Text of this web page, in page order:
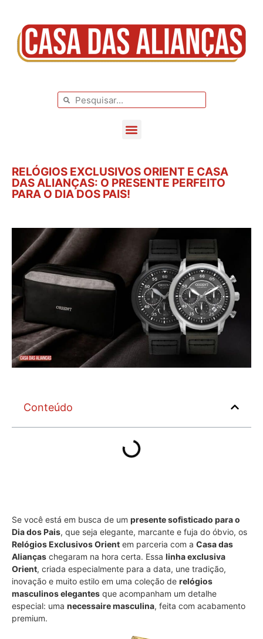
RELÓGIOS EXCLUSIVOS ORIENT E CASA
DAS ALIANÇAS: O PRESENTE PERFEITO
PARA O DIA DOS PAIS!
Conteúdo
Se você está em busca de um presente sofisticado para o
Dia dos Pais, que seja elegante, marcante e fuja do óbvio, os
Relógios Exclusivos Orient em parceria com a Casa das
Alianças chegaram na hora certa. Essa linha exclusiva
Orient, criada especialmente para a data, une tradição,
inovação e muito estilo em uma coleção de relógios
masculinos elegantes que acompanham um detalhe
especial: uma necessaire masculina, feita com acabamento
premium.